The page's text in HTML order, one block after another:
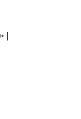
|